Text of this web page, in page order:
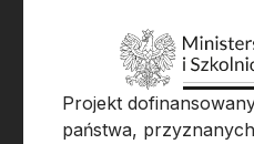
Projekt
państwa,